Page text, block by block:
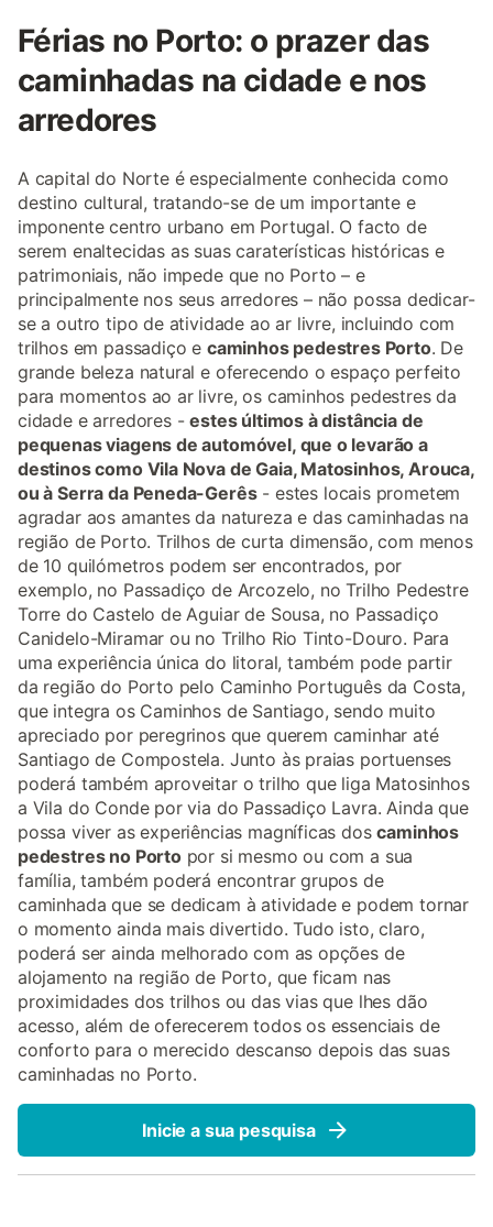
Férias no Porto: o prazer das
caminhadas na cidade e nos
arredores
A capital do Norte é especialmente conhecida como
destino cultural, tratando-se de um importante e
imponente centro urbano em Portugal. O facto de
serem enaltecidas as suas caraterísticas históricas e
patrimoniais, não impede que no Porto – e
principalmente nos seus arredores – não possa dedicar-
se a outro tipo de atividade ao ar livre, incluindo com
trilhos em passadiço e caminhos pedestres Porto. De
grande beleza natural e oferecendo o espaço perfeito
para momentos ao ar livre, os caminhos pedestres da
cidade e arredores -estes últimos à distância de
pequenas viagens de automóvel, que o levarão a
destinos como Vila Nova de Gaia, Matosinhos, Arouca,
ou à Serra da Peneda-Gerês- estes locais prometem
agradar aos amantes da natureza e das caminhadas na
região de Porto. Trilhos de curta dimensão, com menos
de 10 quilómetros podem ser encontrados, por
exemplo, no Passadiço de Arcozelo, no Trilho Pedestre
Torre do Castelo de Aguiar de Sousa, no Passadiço
Canidelo-Miramar ou no Trilho Rio Tinto-Douro. Para
uma experiência única do litoral, também pode partir
da região do Porto pelo Caminho Português da Costa,
que integra os Caminhos de Santiago, sendo muito
apreciado por peregrinos que querem caminhar até
Santiago de Compostela. Junto às praias portuenses
poderá também aproveitar o trilho que liga Matosinhos
a Vila do Conde por via do Passadiço Lavra. Ainda que
possa viver as experiências magníficas doscaminhos
pedestres no Portopor si mesmo ou com a sua
família, também poderá encontrar grupos de
caminhada que se dedicam à atividade e podem tornar
o momento ainda mais divertido. Tudo isto, claro,
poderá ser ainda melhorado com as opções de
alojamento na região de Porto, que ficam nas
proximidades dos trilhos ou das vias que lhes dão
acesso, além de oferecerem todos os essenciais de
conforto para o merecido descanso depois das suas
caminhadas no Porto.
Inicie a sua pesquisa